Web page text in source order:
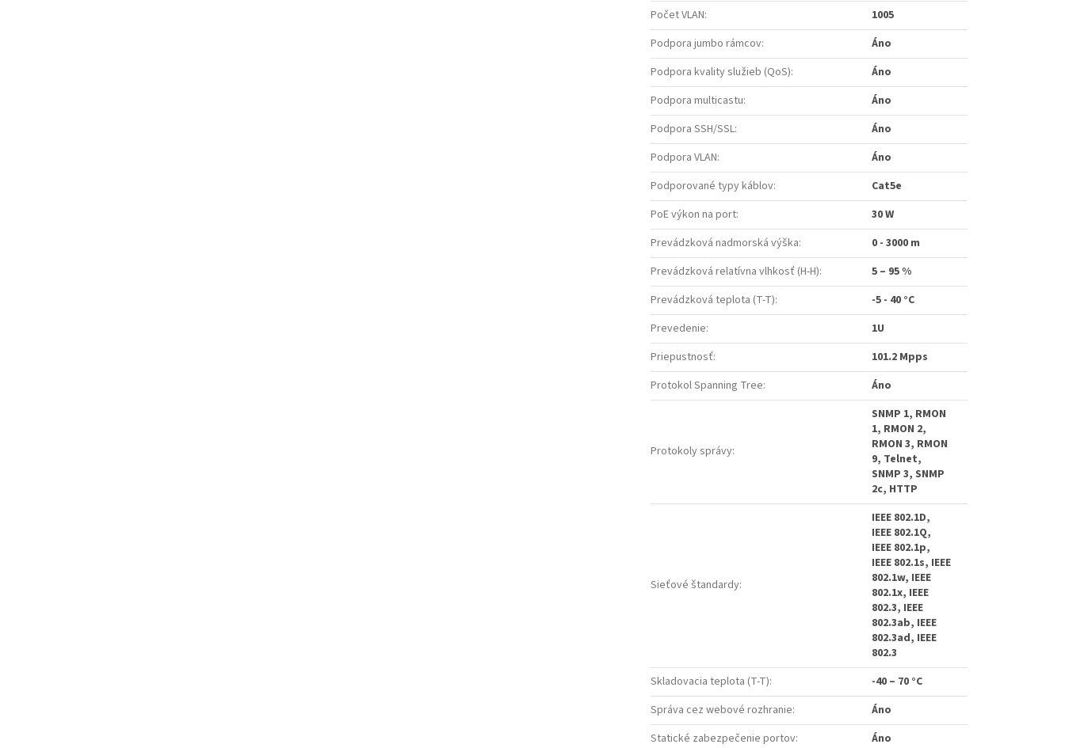
Počet VLAN:
1005
Podpora jumbo rámcov:
Áno
Podpora kvality služieb (QoS):
Áno
Podpora multicastu:
Áno
Podpora SSH/SSL:
Áno
Podpora VLAN:
Áno
Podporované typy káblov:
Cat5e
PoE výkon na port:
30 W
Prevádzková nadmorská výška:
0 - 3000 m
Prevádzková relatívna vlhkosť (H-H):
5 – 95 %
Prevádzková teplota (T-T):
-5 - 40 °C
Prevedenie:
1U
Priepustnosť:
101.2 Mpps
Protokol Spanning Tree: Áno
Protokoly správy:
SNMP 1, RMON
1, RMON 2,
RMON 3, RMON
9, Telnet,
SNMP 3, SNMP
2c, HTTP
Sieťové štandardy:
IEEE 802.1D,
IEEE 802.1Q,
IEEE 802.1p,
IEEE 802.1s, IEEE
802.1w, IEEE
802.1x, IEEE
802.3, IEEE
802.3ab, IEEE
802.3ad, IEEE
802.3
Skladovacia teplota (T-T):
-40 – 70 °C
Správa cez webové rozhranie:
Áno
Statické zabezpečenie portov: Áno